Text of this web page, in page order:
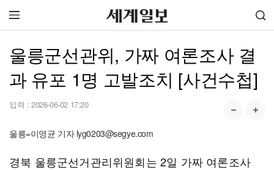
울릉군선관위, 가짜 여론조사 결
과 유포 1명 고발조치 [사건수첩]
입력 : 2026-06-02 17:20
울릉=이영균 기자 lyg0203@segye.com
경북 울릉군선거관리위원회는 2일 가짜 여론조사